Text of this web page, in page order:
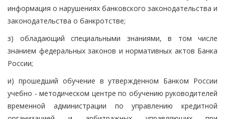
информация о нарушениях банковского законодательства и
законодательства о банкротстве;
з) обладающий специальными знаниями, в том числе
знанием федеральных законов и нормативных актов Банка
России;
и) прошедший обучение в утвержденном Банком России
учебно - методическом центре по обучению руководителей
временной администрации по управлению кредитной